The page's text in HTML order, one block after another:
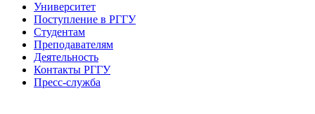
Университет
Поступление в РГГУ
Студентам
Преподавателям
Деятельность
Контакты РГГУ
Пресс-служба